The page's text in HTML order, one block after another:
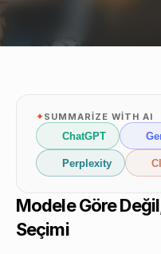
✦SUMMARIZE WITH AI
ChatGPT
Perplexity
Modele Göre
Seçimi